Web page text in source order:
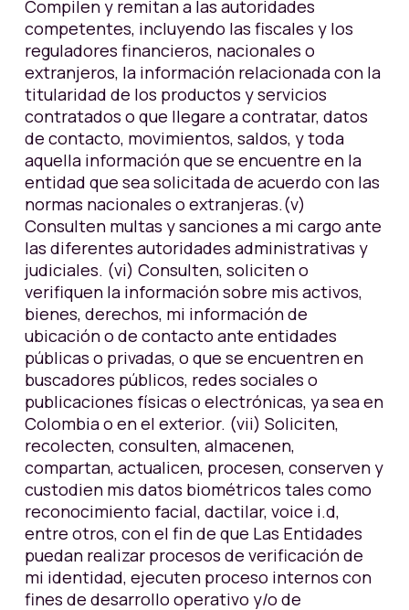
Compilen y remitan a las autoridades
competentes, incluyendo las fiscales y los
reguladores financieros, nacionales o
extranjeros, la información relacionada con la
titularidad de los productos y servicios
contratados o que llegare a contratar, datos
de contacto, movimientos, saldos, y toda
aquella información que se encuentre en la
entidad que sea solicitada de acuerdo con las
normas nacionales o extranjeras.(v)
Consulten multas y sanciones a mi cargo ante
las diferentes autoridades administrativas y
judiciales. (vi) Consulten, soliciten o
verifiquen la información sobre mis activos,
bienes, derechos, mi información de
ubicación o de contacto ante entidades
públicas o privadas, o que se encuentren en
buscadores públicos, redes sociales o
publicaciones físicas o electrónicas, ya sea en
Colombia o en el exterior. (vii) Soliciten,
recolecten, consulten, almacenen,
compartan, actualicen, procesen, conserven y
custodien mis datos biométricos tales como
reconocimiento facial, dactilar, voice i.d,
entre otros, con el fin de que Las Entidades
puedan realizar procesos de verificación de
mi identidad, ejecuten proceso internos con
fines de desarrollo operativo y/o de